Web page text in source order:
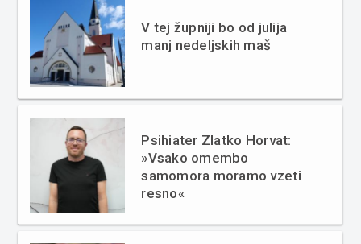
V tej župniji bo od julija
manj nedeljskih maš
Psihiater Zlatko Horvat:
»Vsako omembo
samomora moramo vzeti
resno«